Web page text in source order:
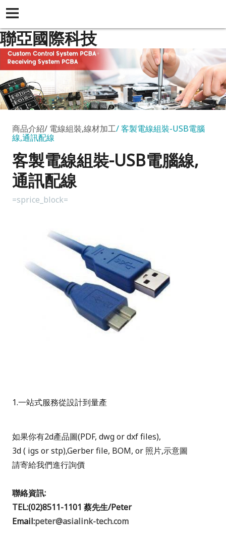
聯亞國際科技
商品介紹 電線組裝,線材加工 客製電線組裝-USB電腦
線,通訊配線
客製電線組裝-USB電腦線,
通訊配線
=sprice_block=
1.一站式服務從設計到量產
如果你有2d產品圖(PDF, dwg or dxf files),
3d ( igs or stp),Gerber file, BOM, or 照片,示意圖
請寄給我們進行詢價
聯絡資訊:
TEL:(02)8511-1101 蔡先生/Peter
Email:peter@asialink-tech.com